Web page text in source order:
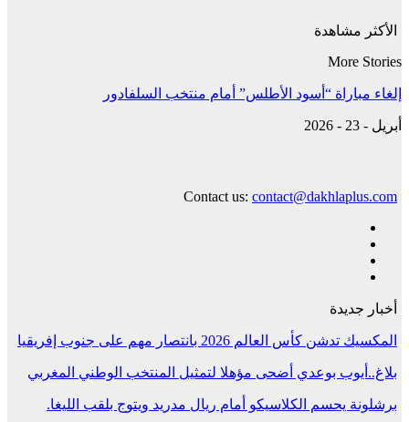
الأكثر مشاهدة
More Stories
إلغاء مباراة “أسود الأطلس” أمام منتخب السلفادور
أبريل - 23 - 2026
Contact us: contact@dakhlaplus.com
أخبار جديدة
المكسيك تدشن كأس العالم 2026 بانتصار مهم على جنوب إفريقيا
بلاغ..أيوب بوعدي أضحى مؤهلا لتمثيل المنتخب الوطني المغربي
برشلونة يحسم الكلاسيكو أمام ريال مدريد ويتوج بلقب الليغا.